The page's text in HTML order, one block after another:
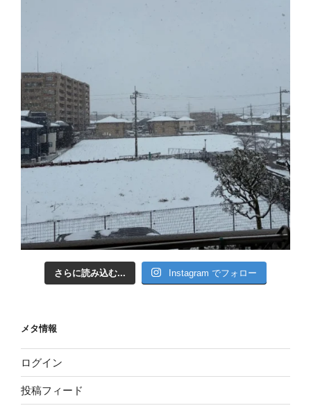
さらに読み込む... Instagram でフォロー
メタ情報
ログイン
投稿フィード